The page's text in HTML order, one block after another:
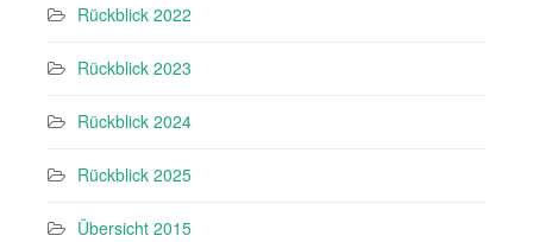
Rückblick 2022
Rückblick 2023
Rückblick 2024
Rückblick 2025
Übersicht 2015